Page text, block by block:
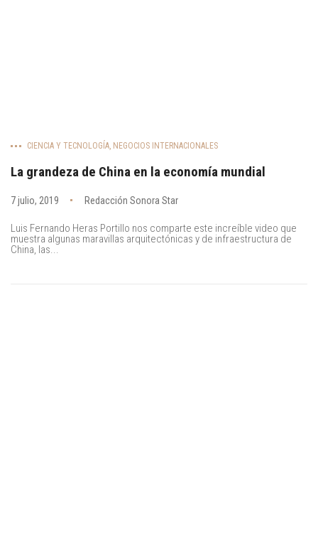
CIENCIA Y TECNOLOGÍA, NEGOCIOS INTERNACIONALES
La grandeza de China en la economía mundial
7 julio, 2019 Redacción Sonora Star
Luis Fernando Heras Portillo nos comparte este increíble video que
muestra algunas maravillas arquitectónicas y de infraestructura de
China, las...